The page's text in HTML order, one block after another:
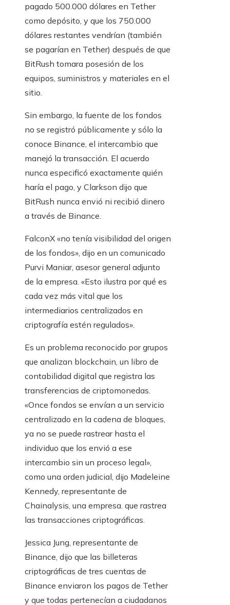
pagado 500.000 dólares en Tether
como depósito, y que los 750.000
dólares restantes vendrían (también
se pagarían en Tether) después de que
BitRush tomara posesión de los
equipos, suministros y materiales en el
sitio.
Sin embargo, la fuente de los fondos
no se registró públicamente y sólo la
conoce Binance, el intercambio que
manejó la transacción. El acuerdo
nunca especificó exactamente quién
haría el pago, y Clarkson dijo que
BitRush nunca envió ni recibió dinero
a través de Binance.
FalconX «no tenía visibilidad del origen
de los fondos», dijo en un comunicado
Purvi Maniar, asesor general adjunto
de la empresa. «Esto ilustra por qué es
cada vez más vital que los
intermediarios centralizados en
criptografía estén regulados».
Es un problema reconocido por grupos
que analizan blockchain, un libro de
contabilidad digital que registra las
transferencias de criptomonedas.
«Once fondos se envían a un servicio
centralizado en la cadena de bloques,
ya no se puede rastrear hasta el
individuo que los envió a ese
intercambio sin un proceso legal»,
como una orden judicial, dijo Madeleine
Kennedy, representante de
Chainalysis, una empresa. que rastrea
las transacciones criptográficas.
Jessica Jung, representante de
Binance, dijo que las billeteras
criptográficas de tres cuentas de
Binance enviaron los pagos de Tether
y que todas pertenecían a ciudadanos